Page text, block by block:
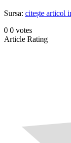
Sursa: citește articol
0 0 votes
Article Rating